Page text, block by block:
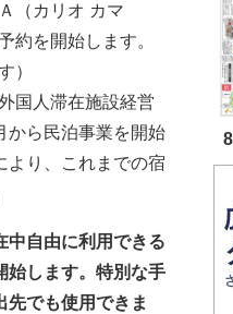
（カリオ カマ
約を開始します。
）
国人滞在施設経営
から民泊事業を開始
より、これまでの宿
中自由に利用できる
始します。 特別な手
先でも使用できま